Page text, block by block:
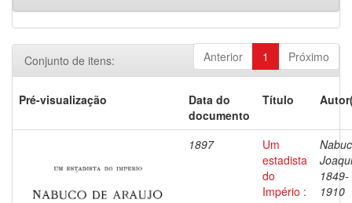
Anterior 1 Próximo
Conjunto de itens:
Pré-visualização
Data do
documento
Título
1897
Um
estadista
do
Império :
1849-
1910